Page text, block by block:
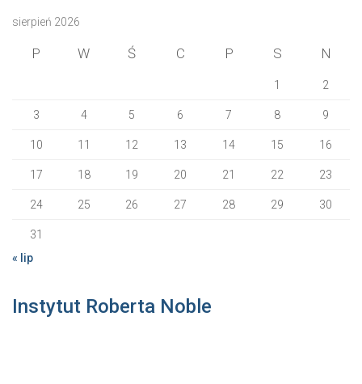
sierpień 2026
P W Ś C P S N
1 2
3 4 5 6 7 8 9
10 11 12 13 14 15 16
17 18 19 20 21 22 23
24 25 26 27 28 29 30
31
« lip
Instytut Roberta Noble